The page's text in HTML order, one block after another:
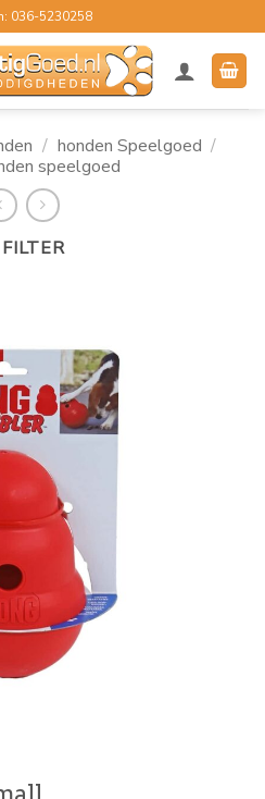
036-5230258
/ honden Speelgoed /
speelgoed
FILTER